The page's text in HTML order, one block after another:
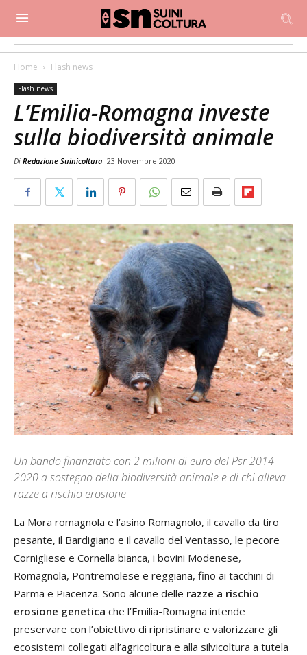
Home Flash news
Flash news
L’Emilia-Romagna investe
sulla biodiversità animale
Di Redazione Suinicoltura 23 Novembre 2020
Un bando finanziato con 2 milioni di euro del Psr 2014-
2020 a sostegno della biodiversità animale e di chi alleva
razze a rischio erosione
La Mora romagnola e l’asino Romagnolo, il cavallo da tiro
pesante, il Bardigiano e il cavallo del Ventasso, le pecore
Cornigliese e Cornella bianca, i bovini Modenese,
Romagnola, Pontremolese e reggiana, fino ai tacchini di
Parma e Piacenza. Sono alcune delle razze a rischio
erosione genetica che l’Emilia-Romagna intende
preservare con l’obiettivo di ripristinare e valorizzare gli
ecosistemi collegati all’agricoltura e alla silvicoltura a tutela